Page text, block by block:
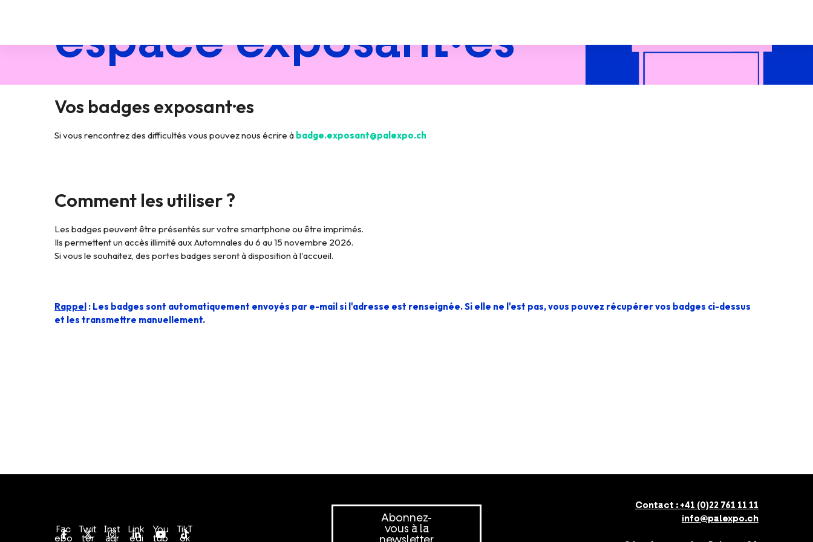
espace exposant·es
Vos badges exposant·es
Si vous rencontrez des difficultés vous pouvez nous écrire à badge.exposant@palexpo.ch
Comment les utiliser ?
Les badges peuvent être présentés sur votre smartphone ou être imprimés.
Ils permettent un accès illimité aux Automnales du 6 au 15 novembre 2026.
Si vous le souhaitez, des portes badges seront à disposition à l'accueil.
Rappel : Les badges sont automatiquement envoyés par e-mail si l'adresse est renseignée. Si elle ne l'est pas, vous pouvez récupérer vos badges ci-dessus
et les transmettre manuellement.
Fac
ebo
Twit
ter
Inst
agr
Link
edi
You
tub
TikT
ok
Abonnez-
vous à la
newsletter
Contact : +41 (0)22 761 11 11
info@palexpo.ch